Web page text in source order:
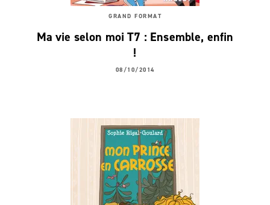
GRAND FORMAT
Ma vie selon moi T7 : Ensemble, enfin
!
08/10/2014